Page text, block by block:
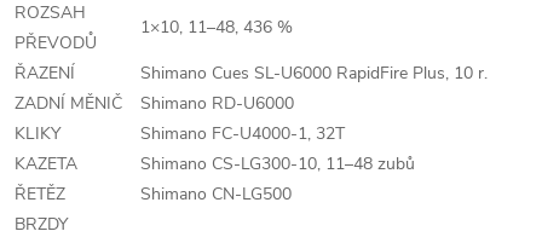
ROZSAH
PŘEVODŮ
1×10, 11–48, 436 %
ŘAZENÍ
Shimano Cues SL-U6000 RapidFire Plus, 10 r.
ZADNÍ MĚNIČ
Shimano RD-U6000
KLIKY
Shimano FC-U4000-1, 32T
KAZETA
Shimano CS-LG300-10, 11–48 zubů
ŘETĚZ
Shimano CN-LG500
BRZDY